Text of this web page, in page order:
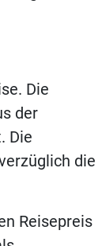
Die
der
Die
die
Reisepreis